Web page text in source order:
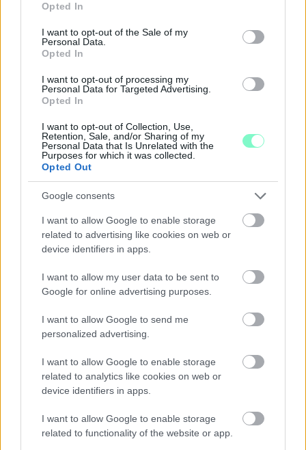
use your data for below specified purposes in below Google
consent section.
Opted In
I want to opt-out of the Sale of my
Personal Data.
Opted In
I want to opt-out of processing my
Personal Data for Targeted Advertising.
Opted In
I want to opt-out of Collection, Use,
Retention, Sale, and/or Sharing of my
Personal Data that Is Unrelated with the
Purposes for which it was collected.
Opted Out
Google consents
I want to allow Google to enable storage
related to advertising like cookies on web or
device identifiers in apps.
I want to allow my user data to be sent to
Google for online advertising purposes.
I want to allow Google to send me
personalized advertising.
I want to allow Google to enable storage
related to analytics like cookies on web or
device identifiers in apps.
I want to allow Google to enable storage
related to functionality of the website or app.
A BAROKK ÖSSZES ÁRNYALATA ÉS MÉG EGY SOR
GYŐRBEN
Középpontban a hagyományőrzés, de lesz Pogány Induló és